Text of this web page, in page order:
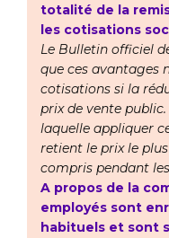
totalité de la
les cotisations
Le Bulletin officiel
que ces avantages
cotisations si la
prix de vente
laquelle appliquer
retient le prix le
compris pendant
A propos de la
employés sont
habituels et sont